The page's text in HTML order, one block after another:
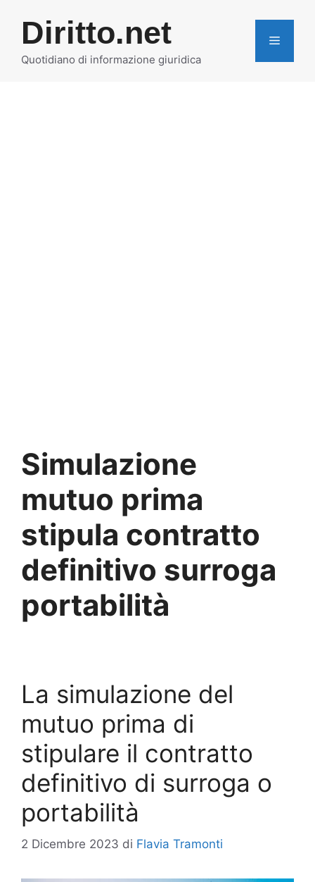
contenuto
Diritto.net
Quotidiano di informazione giuridica
MENU
Simulazione
mutuo prima
stipula contratto
definitivo surroga
portabilità
La simulazione del
mutuo prima di
stipulare il contratto
definitivo di surroga o
portabilità
2 Dicembre 2023 di Flavia Tramonti